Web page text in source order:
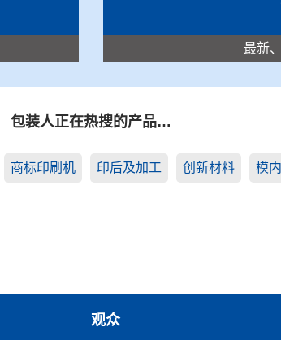
最新
包装人正在热搜的产品…
商标印刷机 印后及加工 创新材料 模
观众